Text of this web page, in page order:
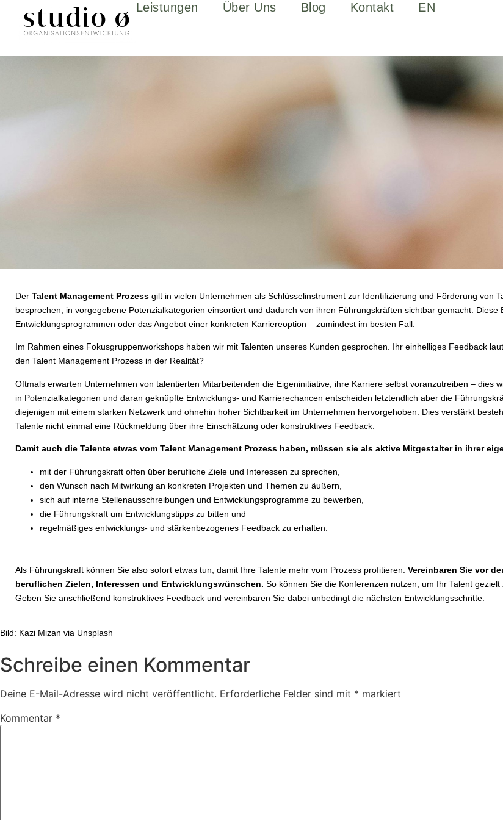
Leistungen Über Uns Blog Kontakt EN
Was haben die
von Ihrem Talent
Prozess?
Der Talent Management Prozess gilt in vielen Unternehmen als Schlüsselinstrument zur Identifizierung und Förderung von
besprochen, in vorgegebene Potenzialkategorien einsortiert und dadurch von ihren Führungskräften sichtbar gemacht.
Entwicklungsprogrammen oder das Angebot einer konkreten Karriereoption – zumindest im besten Fall.
Im Rahmen eines Fokusgruppenworkshops haben wir mit Talenten unseres Kunden gesprochen. Ihr einhelliges Feedback
den Talent Management Prozess in der Realität?
Oftmals erwarten Unternehmen von talentierten Mitarbeitenden die Eigeninitiative, ihre Karriere selbst voranzutreiben – dies
in Potenzialkategorien und daran geknüpfte Entwicklungs- und Karrierechancen entscheiden letztendlich aber die
diejenigen mit einem starken Netzwerk und ohnehin hoher Sichtbarkeit im Unternehmen hervorgehoben. Dies verstärkt
Talente nicht einmal eine Rückmeldung über ihre Einschätzung oder konstruktives Feedback.
Damit auch die Talente etwas vom Talent Management Prozess haben, müssen sie als aktive Mitgestalter in ihrer
mit der Führungskraft offen über berufliche Ziele und Interessen zu sprechen,
den Wunsch nach Mitwirkung an konkreten Projekten und Themen zu äußern,
sich auf interne Stellenausschreibungen und Entwicklungsprogramme zu bewerben,
die Führungskraft um Entwicklungstipps zu bitten und
regelmäßiges entwicklungs- und stärkenbezogenes Feedback zu erhalten.
Als Führungskraft können Sie also sofort etwas tun, damit Ihre Talente mehr vom Prozess profitieren: Vereinbaren Sie vor
beruflichen Zielen, Interessen und Entwicklungswünschen. So können Sie die Konferenzen nutzen, um Ihr Talent
Geben Sie anschließend konstruktives Feedback und vereinbaren Sie dabei unbedingt die nächsten Entwicklungsschritte.
Bild: Kazi Mizan via Unsplash
Schreibe einen Kommentar
Deine E-Mail-Adresse wird nicht veröffentlicht. Erforderliche Felder sind mit * markiert
Kommentar *